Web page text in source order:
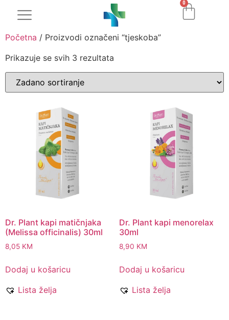
0
Početna / Proizvodi označeni “tjeskoba”
Prikazuje se svih 3 rezultata
Dr. Plant kapi matičnjaka
(Melissa officinalis) 30ml
8,05 KM
Dodaj u košaricu
Lista želja
Dr. Plant kapi menorelax
30ml
8,90 KM
Dodaj u košaricu
Lista želja